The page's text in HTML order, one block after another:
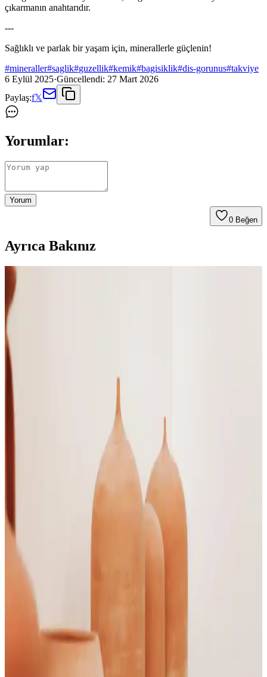
çıkarmanın anahtarıdır.
---
Sağlıklı ve parlak bir yaşam için, minerallerle güçlenin!
#mineraller#saglik#guzellik#kemik#bagisiklik#dis-gorunus#takviye
6 Eylül 2025·Güncellendi: 27 Mart 2026
Paylaş:f𝕏
Yorumlar:
Yorum
0 Beğen
Ayrıca Bakınız
Sağlık ve Güzellik Takviyelerinin Bilimsel Temelleri
ve Güvenlik Unsurları
Sağlık ve güzellik takviyeleri, vitamin ve minerallerle vücut
direncini ve cilt sağlığını destekler. Doğru kullanım ve güvenilir
ürün seçimi önemli, uzman görüşü alınmalı.
Doğal İçerikli Termal Su: Kozmetik ve Kişisel
Bakımda Güncel Trendler ve Faydaları
Doğal mineraller içeren termal sular, cilt yatıştırıcı ve güçlendirici
etkileriyle kozmetik ve kişisel bakımda öne çıkıyor. Güncel trendler
ve ürün örnekleriyle doğal güzellik destekleniyor.
Saç Sağlığını Destekleyen Beslenme ve Günlük
Alışkanlıklar Rehberi
Saç sağlığı için doğru beslenme ve yaşam alışkanlıkları önemli.
Protein, vitamin ve minerallerle saçlarınızı güçlendirin, doğal
Mineral İçerikli Şampuanlar ile Saç Sağlığını
Koruma ve Güçlendirme Rehberi
Mineral zengini şampuanlar saç derisini güçlendirir, kepek ve
dökülmeyi azaltır, doğal içeriklerle saç sağlığını korur. Düzenli
Pharmaton 60 Kapsül Fiyatları ve Sağlık ile
Güzellikteki Rolü Üzerine Güncel Bilgiler
Pharmaton 60 kapsül fiyatları ve kozmetik sektöründeki yerini,
içeriği ve sağlığa faydalarını detaylandırıyoruz. Güncel fiyatlar ve
kullanım avantajlarıyla ilgili bilgiler içerir.